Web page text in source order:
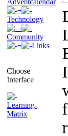
Adventcalendar
¬
Technology
¬
Community
¬
Links
Choose
Interface
Learning-
Matrix